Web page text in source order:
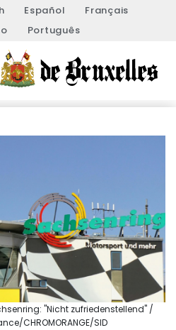
Español
Français
Português
"Nicht zufriedenstellend" /
CHROMORANGE/SID